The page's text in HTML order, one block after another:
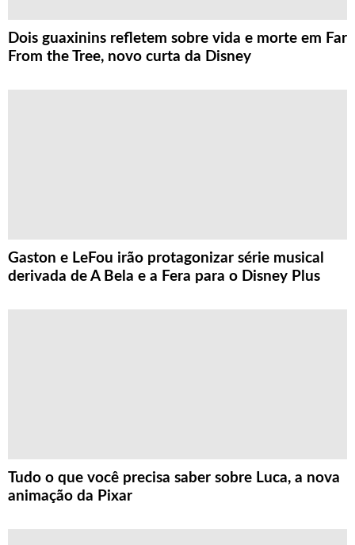
Dois guaxinins refletem sobre vida e morte em Far
From the Tree, novo curta da Disney
Gaston e LeFou irão protagonizar série musical
derivada de A Bela e a Fera para o Disney Plus
Tudo o que você precisa saber sobre Luca, a nova
animação da Pixar